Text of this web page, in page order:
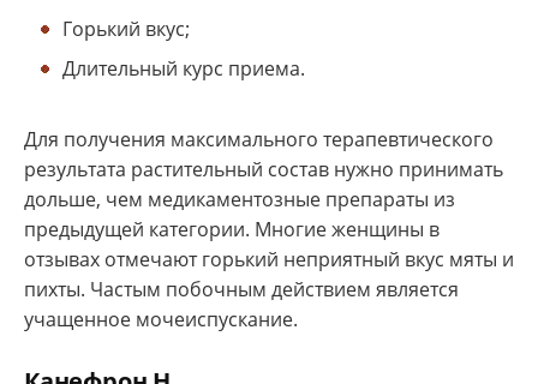
Горький вкус;
Длительный курс приема.
Для получения максимального терапевтического
результата растительный состав нужно принимать
дольше, чем медикаментозные препараты из
предыдущей категории. Многие женщины в
отзывах отмечают горький неприятный вкус мяты и
пихты. Частым побочным действием является
учащенное мочеиспускание.